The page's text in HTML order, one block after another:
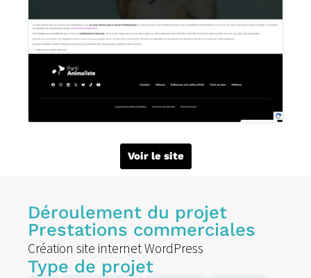
Voir le site
Déroulement du projet
Prestations commerciales
Création site internet WordPress
Type de projet